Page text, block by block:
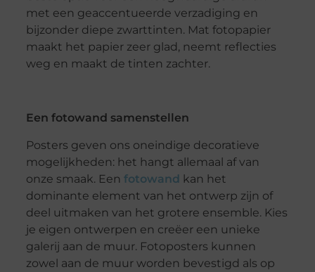
met een geaccentueerde verzadiging en
bijzonder diepe zwarttinten. Mat fotopapier
maakt het papier zeer glad, neemt reflecties
weg en maakt de tinten zachter.
Een fotowand samenstellen
Posters geven ons oneindige decoratieve
mogelijkheden: het hangt allemaal af van
onze smaak. Een fotowand kan het
dominante element van het ontwerp zijn of
deel uitmaken van het grotere ensemble. Kies
je eigen ontwerpen en creëer een unieke
galerij aan de muur. Fotoposters kunnen
zowel aan de muur worden bevestigd als op